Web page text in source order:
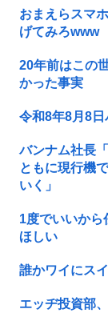
おまえらスマ
げてみろwww
20年前はこの
かった事実
令和8年8月8
バンナム社長
ともに現行機
いく」
1度でいいから
ほしい
誰かワイにス
エッヂ投資部